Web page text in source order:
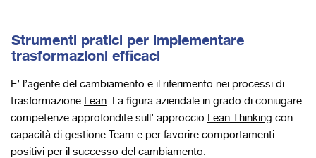
Strumenti pratici per implementare
trasformazioni efficaci
E’ l’agente del cambiamento e il riferimento nei processi di
trasformazioneLean. La figura aziendale in grado di coniugare
competenze approfondite sull’ approccio Lean Thinking con
capacità di gestione Team e per favorire comportamenti
positivi per il successo del cambiamento.